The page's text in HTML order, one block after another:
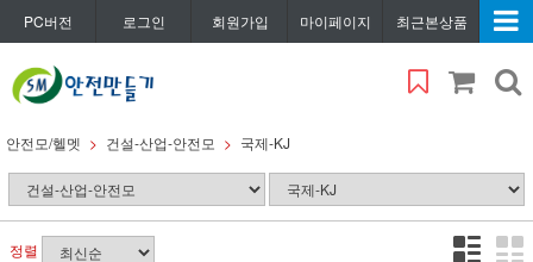
PC버전 로그인 회원가입 마이페이지 최근본상품
안전모/헬멧 건설-산업-안전모 국제-KJ
정렬